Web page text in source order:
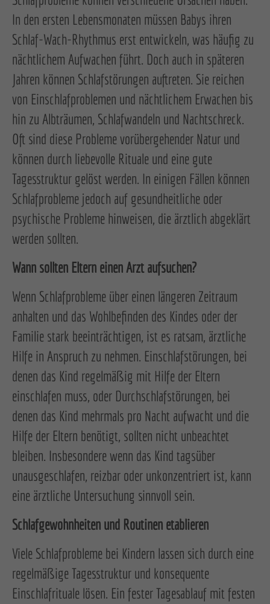
In den ersten Lebensmonaten müssen Babys ihren
Schlaf-Wach-Rhythmus erst entwickeln, was häufig zu
nächtlichem Aufwachen führt. Doch auch in späteren
Jahren können Schlafstörungen auftreten. Sie reichen
von Einschlafproblemen und nächtlichem Erwachen bis
hin zu Albträumen, Schlafwandeln und Nachtschreck.
Oft sind diese Probleme vorübergehender Natur und
können durch liebevolle Rituale und eine gute
Tagesstruktur gelöst werden. In einigen Fällen können
Schlafprobleme jedoch auf gesundheitliche oder
psychische Probleme hinweisen, die ärztlich abgeklärt
werden sollten.
Wann sollten Eltern einen Arzt aufsuchen?
Wenn Schlafprobleme über einen längeren Zeitraum
anhalten und das Wohlbefinden des Kindes oder der
Familie stark beeinträchtigen, ist es ratsam, ärztliche
Hilfe in Anspruch zu nehmen. Einschlafstörungen, bei
denen das Kind regelmäßig mit Hilfe der Eltern
einschlafen muss, oder Durchschlafstörungen, bei
denen das Kind mehrmals pro Nacht aufwacht und die
Hilfe der Eltern benötigt, sollten nicht unbeachtet
bleiben. Insbesondere wenn das Kind tagsüber
unausgeschlafen, reizbar oder unkonzentriert ist, kann
eine ärztliche Untersuchung sinnvoll sein.
Schlafgewohnheiten und Routinen etablieren
Viele Schlafprobleme bei Kindern lassen sich durch eine
regelmäßige Tagesstruktur und konsequente
Einschlafrituale lösen. Ein fester Tagesablauf mit festen